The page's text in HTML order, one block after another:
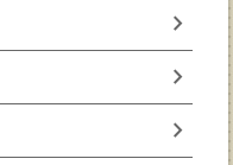
chevron_right
chevron_right
chevron_right